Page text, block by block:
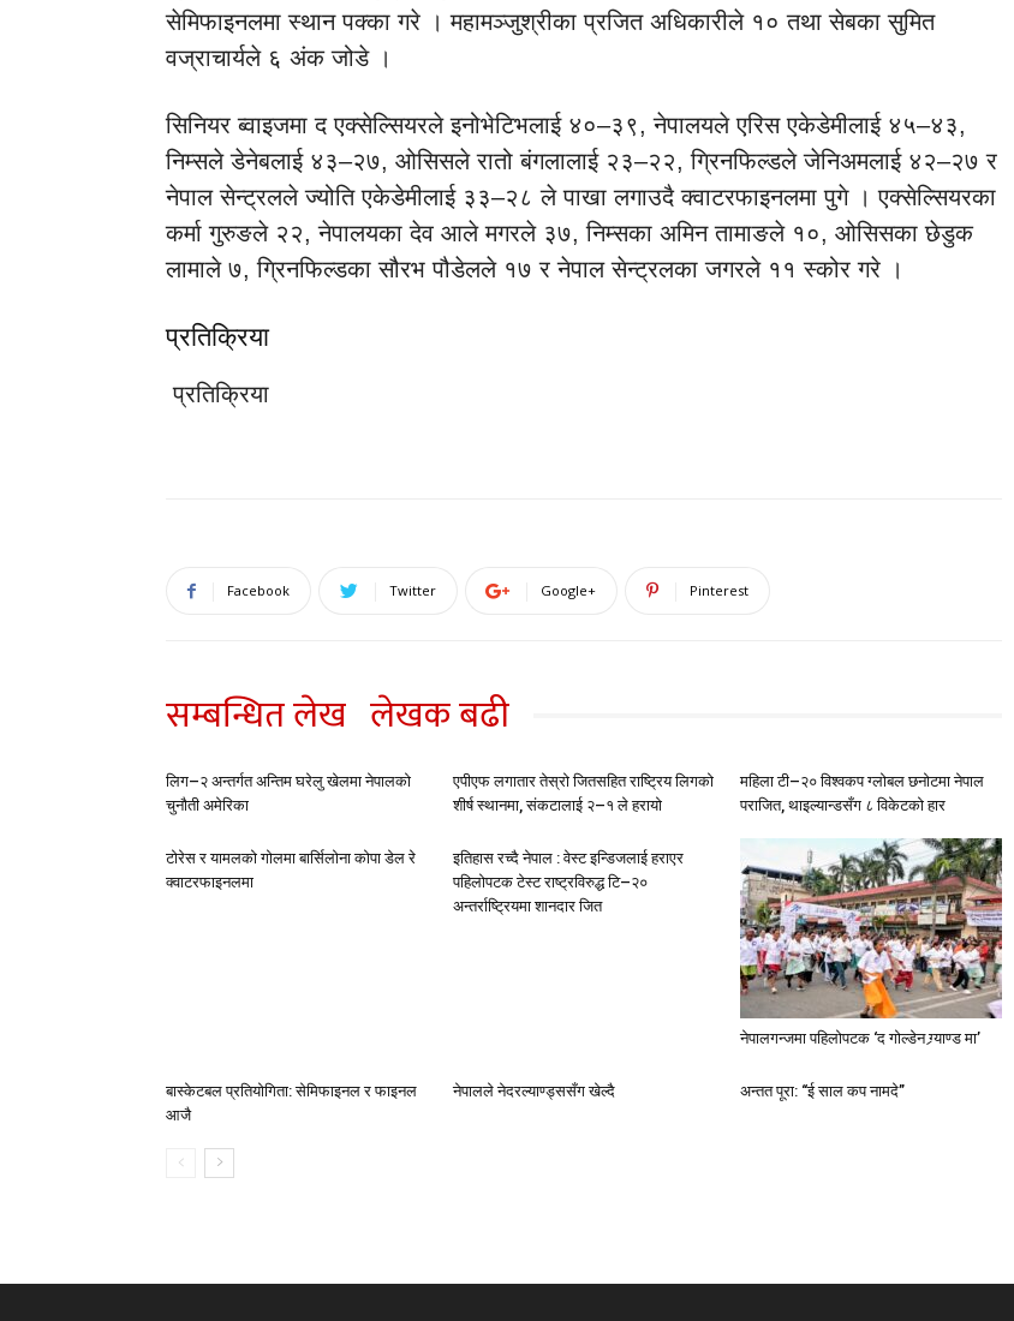
सेमिफाइनलमा स्थान पक्का गरे । महामञ्जुश्रीका प्रजित अधिकारीले १० तथा सेबका सुमित
वज्राचार्यले ६ अंक जोडे ।
सिनियर ब्वाइजमा द एक्सेल्सियरले इनोभेटिभलाई ४०–३९, नेपालयले एरिस एकेडेमीलाई ४५–४३,
निम्सले डेनेबलाई ४३–२७, ओसिसले रातो बंगलालाई २३–२२, ग्रिनफिल्डले जेनिअमलाई ४२–२७ र
नेपाल सेन्ट्रलले ज्योति एकेडेमीलाई ३३–२८ ले पाखा लगाउदै क्वाटरफाइनलमा पुगे । एक्सेल्सियरका
कर्मा गुरुङले २२, नेपालयका देव आले मगरले ३७, निम्सका अमिन तामाङले १०, ओसिसका छेडुक
लामाले ७, ग्रिनफिल्डका सौरभ पौडेलले १७ र नेपाल सेन्ट्रलका जगरले ११ स्कोर गरे ।
प्रतिक्रिया
प्रतिक्रिया
Facebook Twitter Google+ Pinterest
सम्बन्धित लेख लेखक बढी
लिग–२ अन्तर्गत अन्तिम घरेलु खेलमा नेपालको
चुनौती अमेरिका
एपीएफ लगातार तेस्रो जितसहित राष्ट्रिय लिगको
शीर्ष स्थानमा, संकटालाई २–१ ले हरायो
महिला टी–२० विश्वकप ग्लोबल छनोटमा नेपाल
पराजित, थाइल्यान्डसँग ८ विकेटको हार
टोरेस र यामलको गोलमा बार्सिलोना कोपा डेल रे
क्वाटरफाइनलमा
इतिहास रच्दै नेपाल : वेस्ट इन्डिजलाई हराएर
पहिलोपटक टेस्ट राष्ट्रविरुद्ध टि–२०
अन्तर्राष्ट्रियमा शानदार जित
नेपालगन्जमा पहिलोपटक ‘द गोल्डेन ग्र्याण्ड मा’
बास्केटबल प्रतियोगिता: सेमिफाइनल र फाइनल
आजै
नेपालले नेदरल्याण्ड्ससँग खेल्दै अन्तत पूरा: “ई साल कप नामदे”